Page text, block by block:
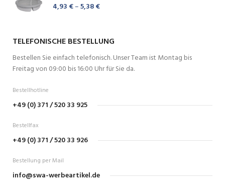
4,93 €–5,38€
TELEFONISCHE BESTELLUNG
Bestellen Sie einfach telefonisch. Unser Team ist Montag bis
Freitag von 09:00 bis 16:00 Uhr für Sie da.
Bestellhotline
+49 (0) 371 / 520 33 925
Bestellfax
+49 (0) 371 / 520 33 926
Bestellung per Mail
info@swa-werbeartikel.de